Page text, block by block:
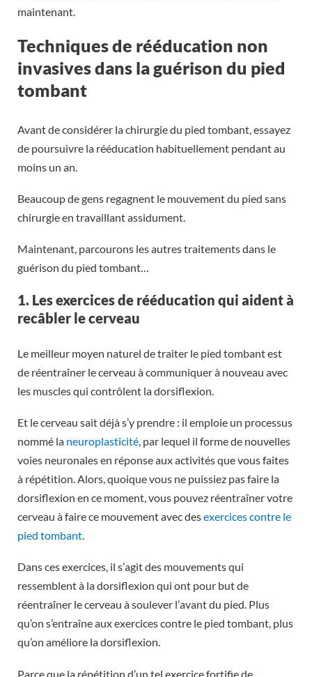
maintenant.
Techniques de rééducation non
invasives dans la guérison du pied
tombant
Avant de considérer la chirurgie du pied tombant, essayez
de poursuivre la rééducation habituellement pendant au
moins un an.
Beaucoup de gens regagnent le mouvement du pied sans
chirurgie en travaillant assidument.
Maintenant, parcourons les autres traitements dans le
guérison du pied tombant…
1. Les exercices de rééducation qui aident à
recâbler le cerveau
Le meilleur moyen naturel de traiter le pied tombant est
de réentraîner le cerveau à communiquer à nouveau avec
les muscles qui contrôlent la dorsiflexion.
Et le cerveau sait déjà s’y prendre : il emploie un processus
nommé la neuroplasticité, par lequel il forme de nouvelles
voies neuronales en réponse aux activités que vous faites
à répétition. Alors, quoique vous ne puissiez pas faire la
dorsiflexion en ce moment, vous pouvez réentraîner votre
cerveau à faire ce mouvement avec desexercices contre le
pied tombant.
Dans ces exercices, il s’agit des mouvements qui
ressemblent à la dorsiflexion qui ont pour but de
réentraîner le cerveau à soulever l’avant du pied. Plus
qu’on s’entraîne aux exercices contre le pied tombant, plus
qu’on améliore la dorsiflexion.
Parce que la répétition d’un tel exercice fortifie de